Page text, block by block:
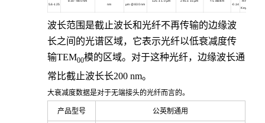
5.6-125
830 - 980 nm
nm
µm @ 830 nm
125± 1.0 µm 245± 15 µm
< 5 dB/km
-0.14
mm Narrow
Key30126A3
波长范围是截止波长和光纤不再传输的边缘波
长之间的光谱区域，它表示光纤以低衰减度传
输TEM00模的区域。对于这种光纤，边缘波长通
常比截止波长长200 nm。
大衰减度数据是对于无端接头的光纤而言的。
产品型号 公英制通用